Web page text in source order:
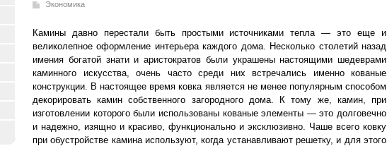
Экономика
Камины давно перестали быть простыми источниками тепла — это еще и
великолепное оформление интерьера каждого дома. Несколько столетий назад
имения богатой знати и аристократов были украшены настоящими шедеврами
каминного искусства, очень часто среди них встречались именно кованые
конструкции. В настоящее время ковка является не менее популярным способом
декорировать камин собственного загородного дома. К тому же, камин, при
изготовлении которого были использованы кованые элементы — это долговечно
и надежно, изящно и красиво, функционально и эксклюзивно. Чаше всего ковку
при обустройстве камина используют, когда устанавливают решетку, и для этого